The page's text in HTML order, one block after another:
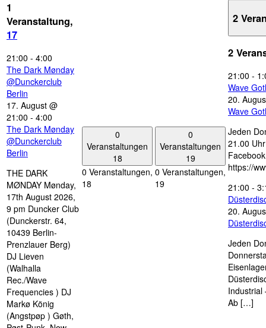
1
Veranstaltung,
17
21:00 - 4:00
The Dark Mønday
@Dunckerclub
Berlin
17. August @
21:00 - 4:00
The Dark Mønday
@Dunckerclub
Berlin
THE DARK
MØNDAY Mønday,
17th August 2026,
9 pm Duncker Club
(Dunckerstr. 64,
10439 Berlin-
Prenzlauer Berg)
DJ Lieven
(Walhalla
Rec./Wave
Frequencies ) DJ
Markø König
(Angstpøp ) Gøth,
0
Veranstaltungen
18
0 Veranstaltungen,
18
0
Veranstaltungen
19
0 Veranstaltungen,
19
2
2
21:00 -
Wave
20.
Wave
Jeden
21.00
https://
21:00 -
20.
Jeden
Industrial
Ab […]